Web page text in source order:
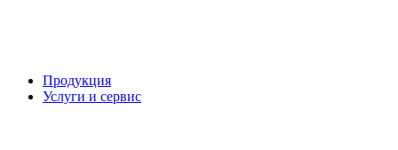
Продукция
Услуги и сервис